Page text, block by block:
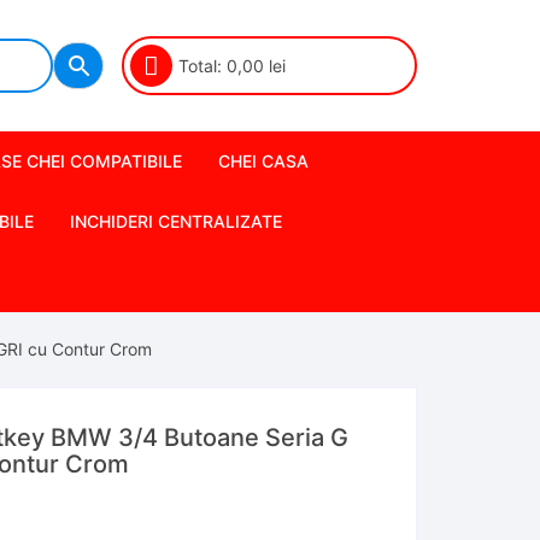
Total: 0,00 lei
CHEI COMPATIBILE CHEI CASA
INCHIDERI CENTRALIZATE
cu Contur Crom
BMW 3/4 Butoane Seria G
Crom